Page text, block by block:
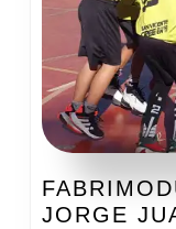
JORGE